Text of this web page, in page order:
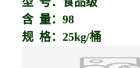
含 量：98
规 格：25kg/桶